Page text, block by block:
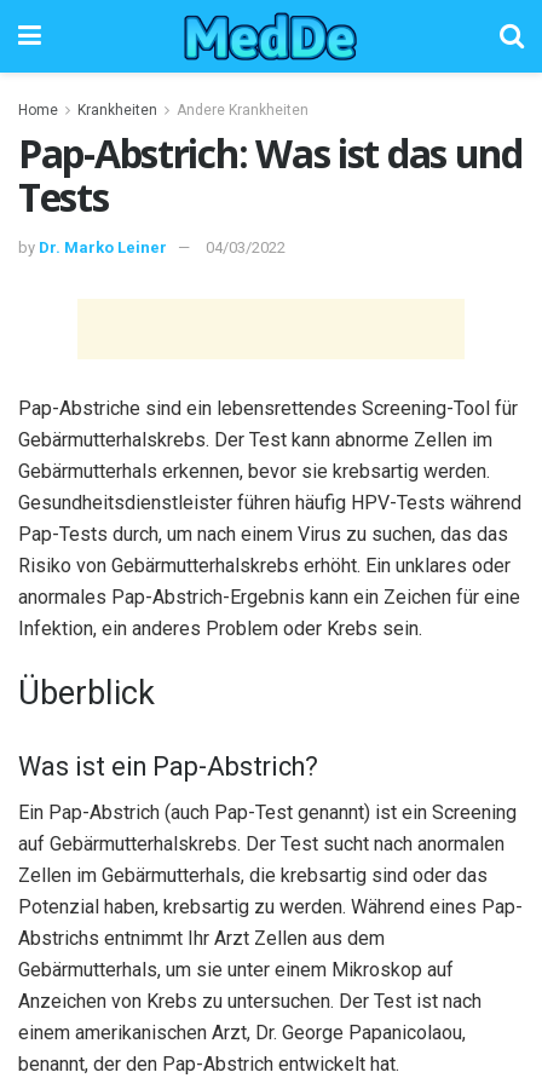
Home Krankheiten Andere Krankheiten
Pap-Abstrich: Was ist das und
Tests
by Dr. Marko Leiner 04/03/2022
Pap-Abstriche sind ein lebensrettendes Screening-Tool für
Gebärmutterhalskrebs. Der Test kann abnorme Zellen im
Gebärmutterhals erkennen, bevor sie krebsartig werden.
Gesundheitsdienstleister führen häufig HPV-Tests während
Pap-Tests durch, um nach einem Virus zu suchen, das das
Risiko von Gebärmutterhalskrebs erhöht. Ein unklares oder
anormales Pap-Abstrich-Ergebnis kann ein Zeichen für eine
Infektion, ein anderes Problem oder Krebs sein.
Überblick
Was ist ein Pap-Abstrich?
Ein Pap-Abstrich (auch Pap-Test genannt) ist ein Screening
auf Gebärmutterhalskrebs. Der Test sucht nach anormalen
Zellen im Gebärmutterhals, die krebsartig sind oder das
Potenzial haben, krebsartig zu werden. Während eines Pap-
Abstrichs entnimmt Ihr Arzt Zellen aus dem
Gebärmutterhals, um sie unter einem Mikroskop auf
Anzeichen von Krebs zu untersuchen. Der Test ist nach
einem amerikanischen Arzt, Dr. George Papanicolaou,
benannt, der den Pap-Abstrich entwickelt hat.